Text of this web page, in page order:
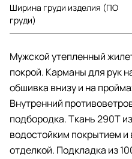
Ширина груди изделия (ПО
груди)
Мужской утепленный
покрой. Карманы для рук
обшивка внизу и на
Внутренний
подбородка. Ткань 290Т
водостойким покрытием
отделкой. Подкладка из